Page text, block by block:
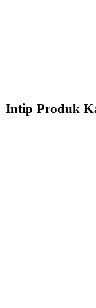
Intip Produk